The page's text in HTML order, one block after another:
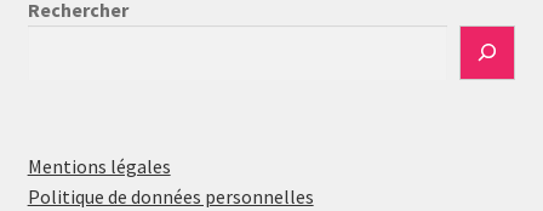
Rechercher
Mentions légales
Politique de données personnelles